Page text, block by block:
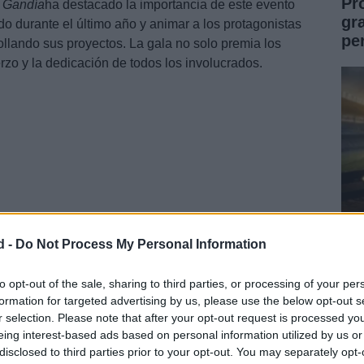
- Do Not Process My Personal Information
opt-out of the sale, sharing to third parties, or processing of your
for targeted advertising by us, please use the below opt-out
selection. Please note that after your opt-out request is processed
interest-based ads based on personal information utilized by us
to third parties prior to your opt-out. You may separately
Gandía ha destacado la importancia de este evento
durante el último año y animar a los protagonistas
sus proyectos. La gala no solo premia los
y la dedicación de todos los involucrados.
se encuentran la deMejor Entidad
Atletismo Promesas VillenaelClub Sporting
representan la diversidad de disciplinas